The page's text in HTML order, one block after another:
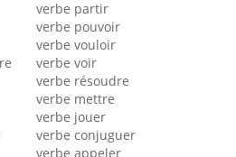
verbe partir
verbe pouvoir
verbe vouloir
verbe voir
verbe résoudre
verbe mettre
verbe jouer
verbe conjuguer
verbe appeler